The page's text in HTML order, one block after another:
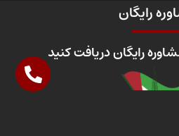
رایگان
رایگان دریافت کنید